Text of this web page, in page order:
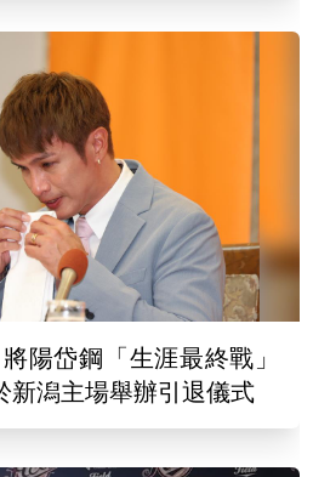
陽岱鋼「生涯最終戰」
新潟主場舉辦引退儀式